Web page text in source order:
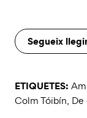
Segueix
ETIQUETES:
Colm Tóibín, De